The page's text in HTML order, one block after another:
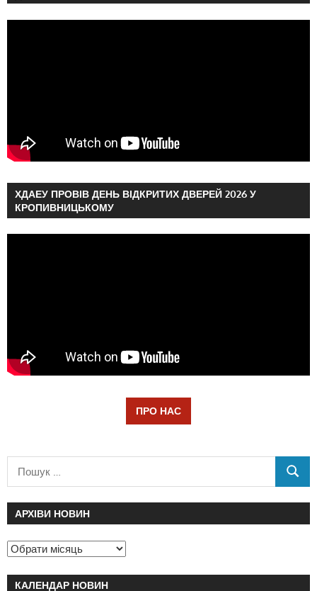
ХДАЕУ ПРОВІВ ДЕНЬ ВІДКРИТИХ ДВЕРЕЙ 2026 У
КРОПИВНИЦЬКОМУ
ПРО НАС
АРХІВИ НОВИН
КАЛЕНДАР НОВИН